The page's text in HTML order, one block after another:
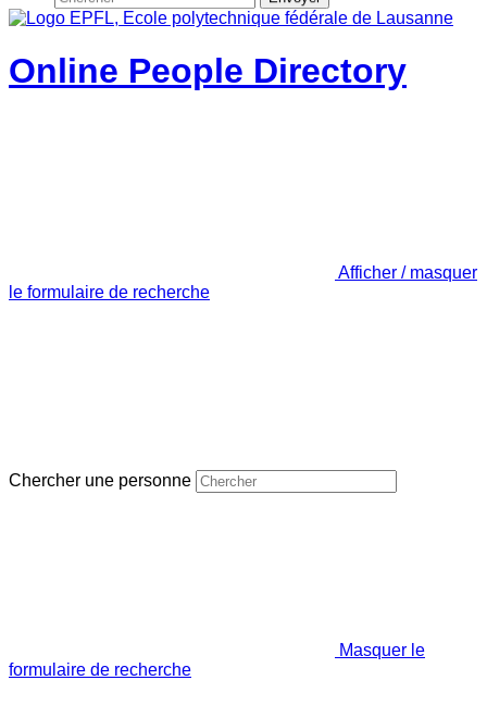
Online People Directory
Afficher / masquer
le formulaire de recherche
Chercher une personne
Masquer le
formulaire de recherche